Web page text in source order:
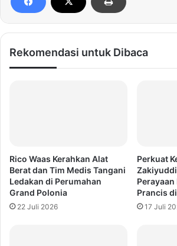
Rekomendasi untuk Dibaca
Rico Waas Kerahkan Alat
Berat dan Tim Medis Tangani
Ledakan di Perumahan
Grand Polonia
22 Juli 2026
Perkuat
Prancis
17 Juli